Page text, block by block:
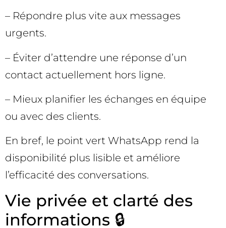
– Répondre plus vite aux messages
urgents.
– Éviter d’attendre une réponse d’un
contact actuellement hors ligne.
– Mieux planifier les échanges en équipe
ou avec des clients.
En bref, le point vert WhatsApp rend la
disponibilité plus lisible et améliore
l’efficacité des conversations.
Vie privée et clarté des
informations 🔒